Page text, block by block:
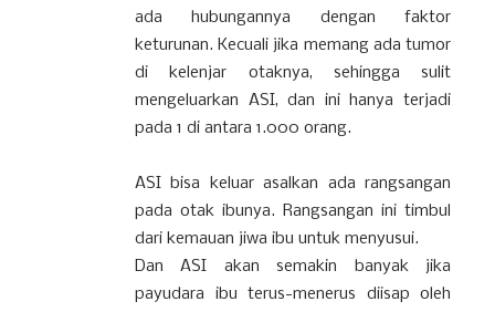
ada hubungannya dengan faktor
keturunan. Kecuali jika memang ada tumor
di kelenjar otaknya, sehingga sulit
mengeluarkan ASI, dan ini hanya terjadi
pada 1 di antara 1.000 orang.
ASI bisa keluar asalkan ada rangsangan
pada otak ibunya. Rangsangan ini timbul
dari kemauan jiwa ibu untuk menyusui.
Dan ASI akan semakin banyak jika
payudara ibu terus-menerus diisap oleh